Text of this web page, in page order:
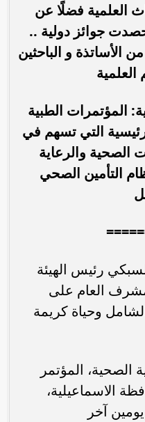
العلمية فضلًا عن
جوائز دولية ..
الأساتذة و الباحثين
المؤتمرات الطبية
التي تسهم في
الصحية والرعاية
التأمين الصحي
رئيس الهيئة
العام على
وحياة كريمة
الصحية، المؤتمر
الاسماعيلية،
آخر